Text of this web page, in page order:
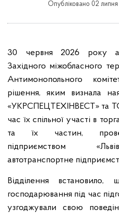
Опубліковано 02
30 червня 2026 року
Західного міжобласного
Антимонопольного
рішення, яким визнала
«УКРСПЕЦТЕХІНВЕСТ» та
час їх спільної участі в
та їх частин,
підприємством
автотранспортне
Відділення встановило,
господарювання під час
узгоджували свою